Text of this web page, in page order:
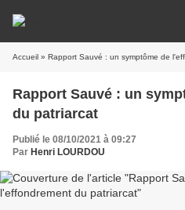
Accueil » Rapport Sauvé : un symptôme de
Rapport Sauvé : un
du patriarcat
Publié le 08/10/2021 à 09:27
Par Henri LOURDOU